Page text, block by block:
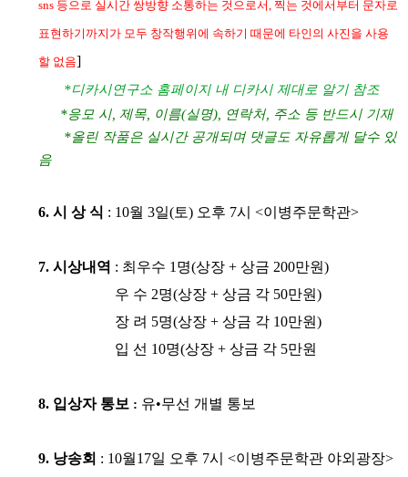
sns 등으로 실시간 쌍방향 소통하는 것으로서, 찍는 것에서부터 문자로
표현하기까지가 모두 창작행위에 속하기 때문에 타인의 사진을 사용
할 없음]
*디카시연구소 홈페이지 내 디카시 제대로 알기 참조
*응모 시 ,제목 이름(실명), 연락처 주소 등 반드시 기재
*올린 작품은 실시간 공개되며 댓글도 자유롭게 달수 있
음
6.시 상 식 : 10월3일(토) 오후 7시<이병주문학관>
7.시상내역 : 최우수 1 명(상장+상금 200만원)
우 수 2명(상장+상금 각 50만원)
장 려 5명(상장+상금 각 10만원)
입 선 10명(상장+상금 각 5만원
8. 입상자 통보 : 유•무선 개별 통보
9. 낭송회 : 10월17일 오후 7시<이병주문학관 야외광장>